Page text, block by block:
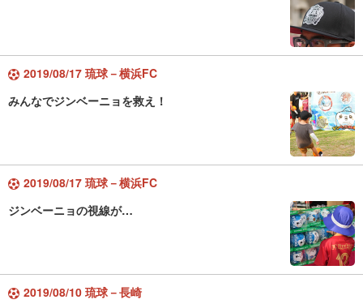
2019/08/17 琉球－横浜FC
みんなでジンベーニョを救え！
2019/08/17 琉球－横浜FC
ジンベーニョの視線が…
2019/08/10 琉球－長崎